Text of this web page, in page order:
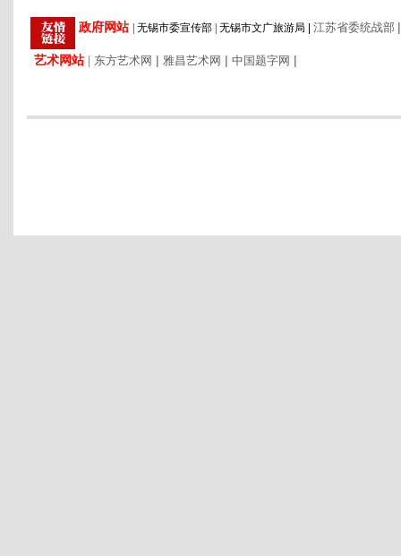
政府网站 无锡市委宣传部 无锡市文广旅游局 江苏省委统战部 |
艺术网站 东方艺术网 | 雅昌艺术网 | 中国题字网 |